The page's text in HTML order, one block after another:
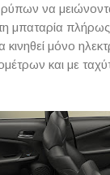
ρύπων να
μπαταρία πλήρως
κινηθεί μόνο
και με